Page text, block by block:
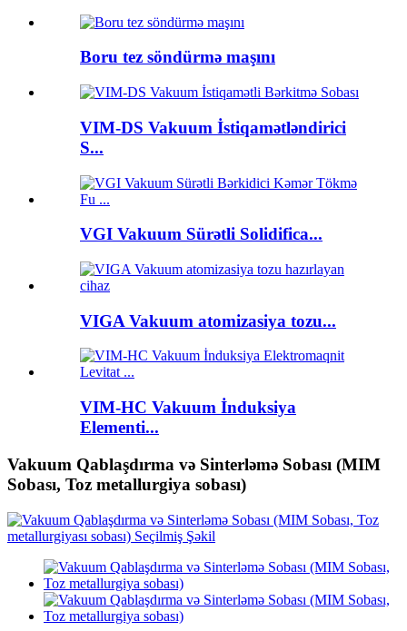
Boru tez söndürmə maşını
VIM-DS Vakuum İstiqamətləndirici
S...
VGI Vakuum Sürətli Solidifica...
VIGA Vakuum atomizasiya tozu...
VIM-HC Vakuum İnduksiya
Elementi...
Vakuum Qablaşdırma və Sinterləmə Sobası (MIM
Sobası, Toz metallurgiya sobası)